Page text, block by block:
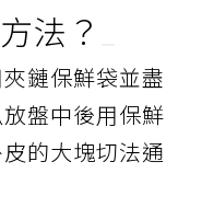
法？
鏈保鮮袋並盡
盤中後用保鮮
的大塊切法通